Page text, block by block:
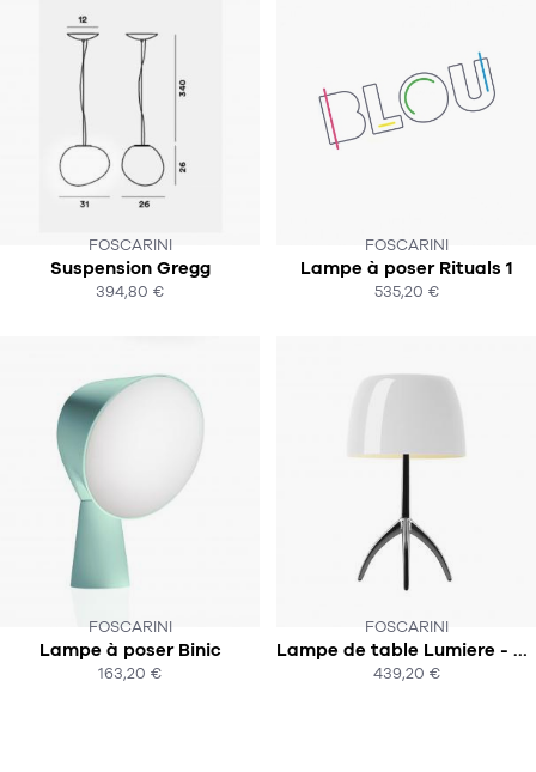
FOSCARINI
Suspension Gregg
394,80 €
SOUS 2 SEMAINES
ACHAT EXPRESS
FOSCARINI
Lampe à poser Rituals 1
535,20 €
SOUS 20 JOURS
ACHAT EXPRESS
FOSCARINI
Lampe à poser Binic
163,20 €
CE PRODUIT N'EST PLUS EN STOCK
:-(
ACHAT EXPRESS
FOSCARINI
Lampe de table Lumiere - Piccola
439,20 €
SOUS 2-3 SEMAINES
ACHAT EXPRESS